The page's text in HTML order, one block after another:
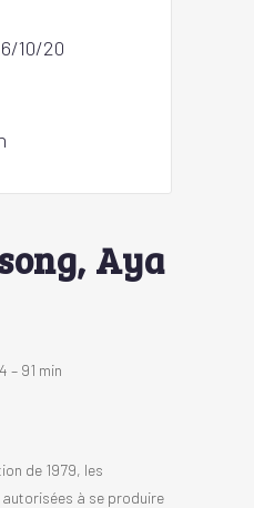
10/20
Aya
– 91 min
de 1979, les
à se produire